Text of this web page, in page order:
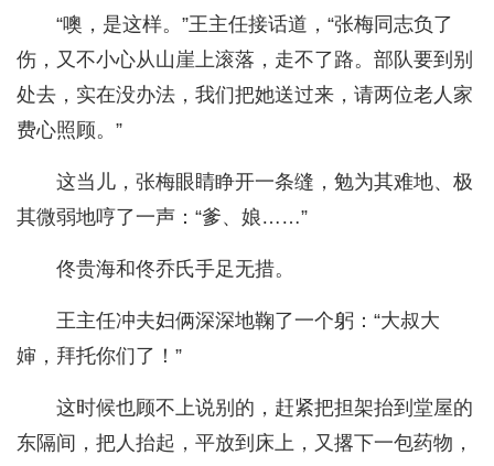
“噢，是这样。”王主任接话道，“张梅同志负了
伤，又不小心从山崖上滚落，走不了路。部队要到别
处去，实在没办法，我们把她送过来，请两位老人家
费心照顾。”
这当儿，张梅眼睛睁开一条缝，勉为其难地、极
其微弱地哼了一声：“爹、娘……”
佟贵海和佟乔氏手足无措。
王主任冲夫妇俩深深地鞠了一个躬：“大叔大
婶，拜托你们了！”
这时候也顾不上说别的，赶紧把担架抬到堂屋的
东隔间，把人抬起，平放到床上，又撂下一包药物，